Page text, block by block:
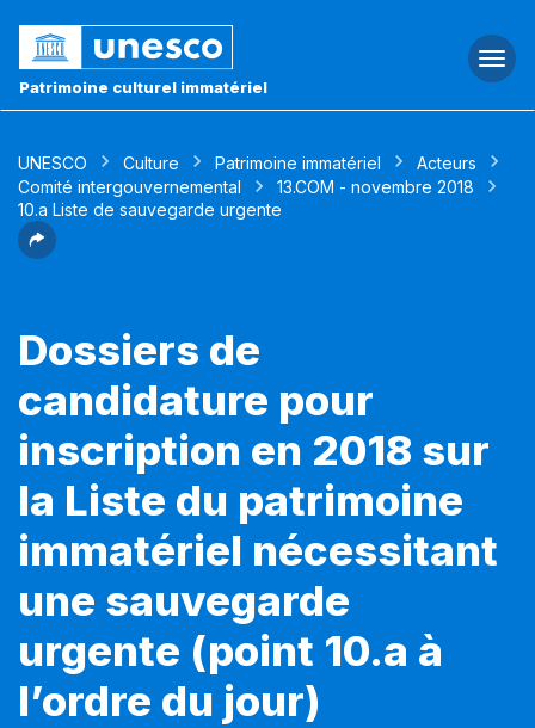
Patrimoine culturel immatériel
UNESCO Culture Patrimoine immatériel
Acteurs
Comité intergouvernemental
13.COM - novembre 2018
10.a Liste de sauvegarde urgente
Dossiers de
candidature pour
inscription en 2018 sur
la Liste du patrimoine
immatériel nécessitant
une sauvegarde
urgente (point 10.a à
l’ordre du jour)